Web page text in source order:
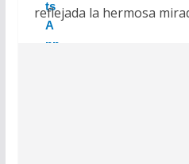
reflejada la hermosa